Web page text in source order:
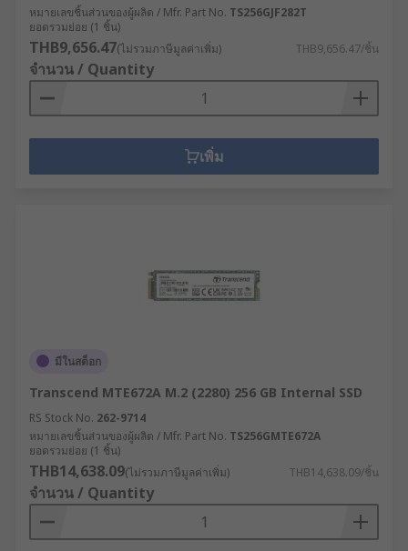
หมายเลขชิ้นส่วนของผู้ผลิต / Mfr. Part No. TS256GJF282T
ยอดรวมย่อย (1 ชิ้น)
THB9,656.47(ไม่รวมภาษีมูลค่าเพิ่ม) THB9,656.47/ชิ้น
จำนวน / Quantity
เพิ่ม
มีในสต็อก
Transcend MTE672A M.2 (2280) 256 GB Internal SSD
RS Stock No. 262-9714
หมายเลขชิ้นส่วนของผู้ผลิต / Mfr. Part No. TS256GMTE672A
ยอดรวมย่อย (1 ชิ้น)
THB14,638.09(ไม่รวมภาษีมูลค่าเพิ่ม) THB14,638.09/ชิ้น
จำนวน / Quantity